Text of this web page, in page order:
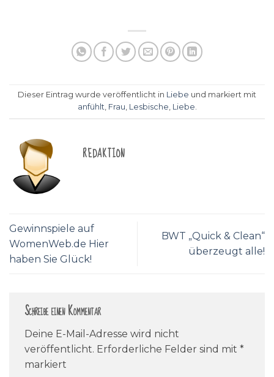
Dieser Eintrag wurde veröffentlicht in Liebe und markiert mit
anfühlt, Frau, Lesbische, Liebe.
REDAKTION
Gewinnspiele auf
WomenWeb.de Hier
haben Sie Glück!
BWT „Quick & Clean“
überzeugt alle!
Schreibe einen Kommentar
Deine E-Mail-Adresse wird nicht
veröffentlicht. Erforderliche Felder sind mit *
markiert